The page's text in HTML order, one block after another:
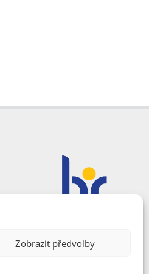
Zobrazit předvolby